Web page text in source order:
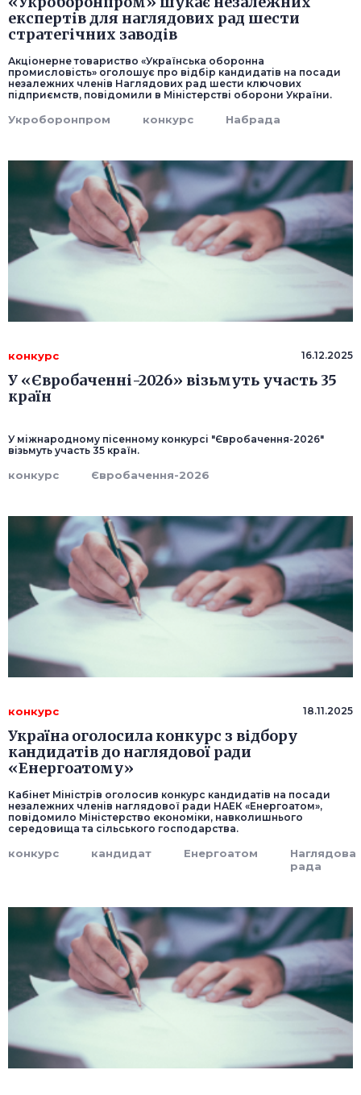
експертів для наглядових рад шести
стратегічних заводів
Акціонерне товариство «Українська оборонна
промисловість» оголошує про відбір кандидатів на посади
незалежних членів Наглядових рад шести ключових
підприємств, повідомили в Міністерстві оборони України.
Укроборонпром конкурс Набрада
конкурс 16.12.2025
У «Євробаченні-2026» візьмуть участь 35
країн
У міжнародному пісенному конкурсі "Євробачення-2026"
візьмуть участь 35 країн.
конкурс Євробачення-2026
конкурс 18.11.2025
Україна оголосила конкурс з відбору
кандидатів до наглядової ради
«Енергоатому»
Кабінет Міністрів оголосив конкурс кандидатів на посади
незалежних членів наглядової ради НАЕК «Енергоатом»,
повідомило Міністерство економіки, навколишнього
середовища та сільського господарства.
конкурс кандидат Енергоатом
Наглядова
рада